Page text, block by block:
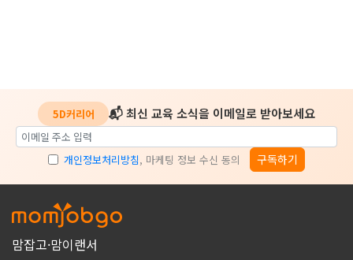
5D커리어 📬 최신 교육 소식을 이메일로 받아보세요
개인정보처리방침, 마케팅 정보 수신 동의 구독하기
맘잡고·맘이랜서